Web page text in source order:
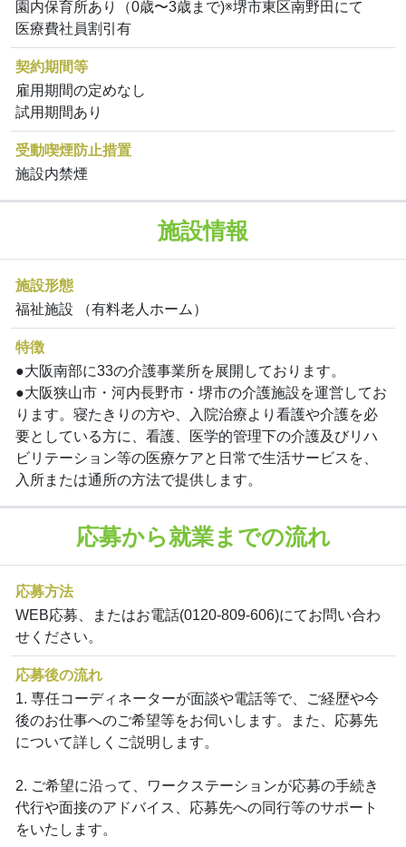
園内保育所あり（0歳〜3歳まで)※堺市東区南野田にて
医療費社員割引有
契約期間等
雇用期間の定めなし
試用期間あり
受動喫煙防止措置
施設内禁煙
施設情報
施設形態
福祉施設 （有料老人ホーム）
特徴
●大阪南部に33の介護事業所を展開しております。
●大阪狭山市・河内長野市・堺市の介護施設を運営してお
ります。寝たきりの方や、入院治療より看護や介護を必
要としている方に、看護、医学的管理下の介護及びリハ
ビリテーション等の医療ケアと日常で生活サービスを、
入所または通所の方法で提供します。
応募から就業までの流れ
応募方法
WEB応募、またはお電話(0120-809-606)にてお問い合わ
せください。
応募後の流れ
1. 専任コーディネーターが面談や電話等で、ご経歴や今
後のお仕事へのご希望等をお伺いします。また、応募先
について詳しくご説明します。
2. ご希望に沿って、ワークステーションが応募の手続き
代行や面接のアドバイス、応募先への同行等のサポート
をいたします。